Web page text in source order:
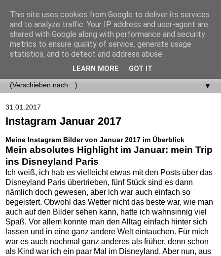
▼
31.01.2017
Instagram Januar 2017
Meine Instagram Bilder von Januar 2017 im Überblick
Mein absolutes Highlight im Januar: mein Trip
ins Disneyland Paris
Ich weiß, ich hab es vielleicht etwas mit den Posts über das
Disneyland Paris übertrieben, fünf Stück sind es dann
nämlich doch gewesen, aber ich war auch einfach so
begeistert. Obwohl das Wetter nicht das beste war, wie man
auch auf den Bilder sehen kann, hatte ich wahnsinnig viel
Spaß. Vor allem konnte man den Alltag einfach hinter sich
lassen und in eine ganz andere Welt eintauchen. Für mich
war es auch nochmal ganz anderes als früher, denn schon
als Kind war ich ein paar Mal im Disneyland. Aber nun, aus
This site uses cookies from Google to deliver its services
and to analyze traffic. Your IP address and user-agent are
shared with Google along with performance and security
metrics to ensure quality of service, generate usage
statistics, and to detect and address abuse.
LEARN MORE GOT IT